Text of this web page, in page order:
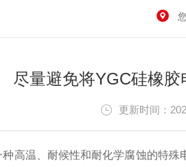
尽量避免将YGC硅橡
更新时间：
温、耐候性和耐化学腐蚀的特殊